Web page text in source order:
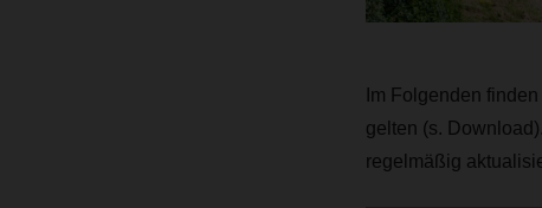
Im Folgenden
gelten (s.
regelmäßig